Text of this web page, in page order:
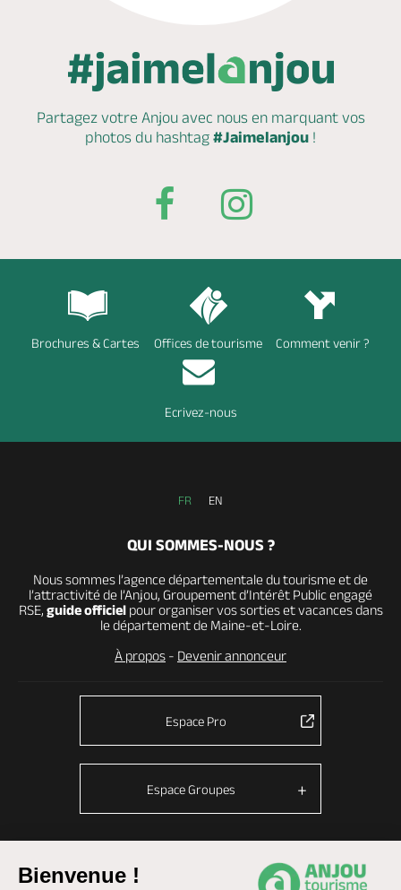
Bienvenue !
Partagez votre Anjou avec nous en marquantvos
photos du hashtag #Jaimelanjou !
Brochures & Cartes Offices de tourisme Comment venir ?
Ecrivez-nous
FR EN
QUI SOMMES-NOUS ?
Nous sommes l’agence départementale du tourisme et de
l’attractivité de l’Anjou, Groupement d’Intérêt Public engagé
RSE, guide officielpour organiser vos sorties et vacances dans
le département de Maine-et-Loire.
À propos - Devenir annonceur
Espace Pro
Espace Groupes
© Anjou tourisme 2026 - Fonctionnement du site